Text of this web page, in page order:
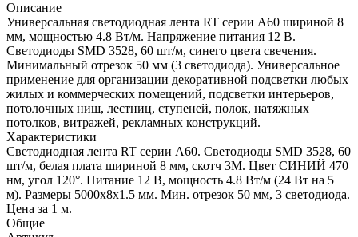
Описание
Универсальная светодиодная лента RT серии A60 шириной 8
мм, мощностью 4.8 Вт/м. Напряжение питания 12 В.
Светодиоды SMD 3528, 60 шт/м, синего цвета свечения.
Минимальный отрезок 50 мм (3 светодиода). Универсальное
применение для организации декоративной подсветки любых
жилых и коммерческих помещений, подсветки интерьеров,
потолочных ниш, лестниц, ступеней, полок, натяжных
потолков, витражей, рекламных конструкций.
Характеристики
Светодиодная лента RT серии A60. Светодиоды SMD 3528, 60
шт/м, белая плата шириной 8 мм, скотч 3M. Цвет СИНИЙ 470
нм, угол 120°. Питание 12 В, мощность 4.8 Вт/м (24 Вт на 5
м). Размеры 5000x8x1.5 мм. Мин. отрезок 50 мм, 3 светодиода.
Цена за 1 м.
Общие